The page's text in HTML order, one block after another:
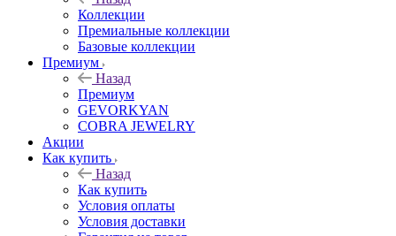
Коллекции
Премиальные коллекции
Базовые коллекции
Премиум
Назад
Премиум
GEVORKYAN
COBRA JEWELRY
Акции
Как купить
Назад
Как купить
Условия оплаты
Условия доставки